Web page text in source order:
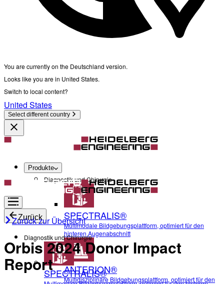
You are currently on the Deutschland version.
Looks like you are in United States.
Switch to local content?
United States
Select different country
Produkte
Diagnostik und Chirurgie
SPECTRALIS®
Multimodale Bildgebungsplattform, optimiert für den
hinteren Augenabschnitt
ANTERION®
Multidisziplinäre Bildgebungsplattform, optimiert für den
Zurück
Diagnostik und Chirurgie
SPECTRALIS®
Zurück zur Übersicht
Orbis 2024 Donor Impact
Report